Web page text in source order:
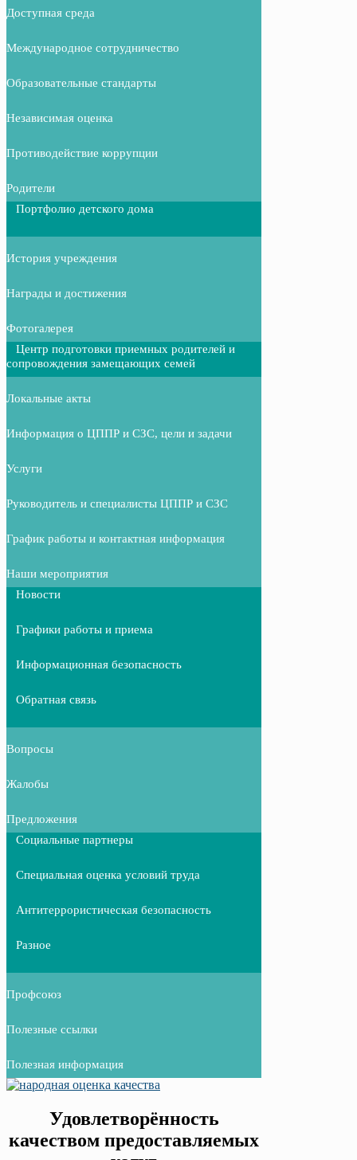
Доступная среда
Международное сотрудничество
Образовательные стандарты
Независимая оценка
Противодействие коррупции
Родители
Портфолио детского дома
История учреждения
Награды и достижения
Фотогалерея
Центр подготовки приемных родителей и
сопровождения замещающих семей
Локальные акты
Информация о ЦППР и СЗС, цели и задачи
Услуги
Руководитель и специалисты ЦППР и СЗС
График работы и контактная информация
Наши мероприятия
Новости
Графики работы и приема
Информационная безопасность
Обратная связь
Вопросы
Жалобы
Предложения
Социальные партнеры
Специальная оценка условий труда
Антитеррористическая безопасность
Разное
Профсоюз
Полезные ссылки
Полезная информация
Удовлетворённость
качеством предоставляемых